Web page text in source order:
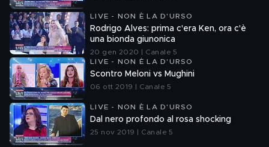
LIVE - NON È LA D'URSO
Rodrigo Alves: prima c'era Ken, ora c'è
una bionda giunonica
20 gen 2020 | Canale 5
LIVE - NON È LA D'URSO
Scontro Meloni vs Mughini
06 ott 2019 | Canale 5
LIVE - NON È LA D'URSO
Dal nero profondo al rosa shocking
25 nov 2019 | Canale 5